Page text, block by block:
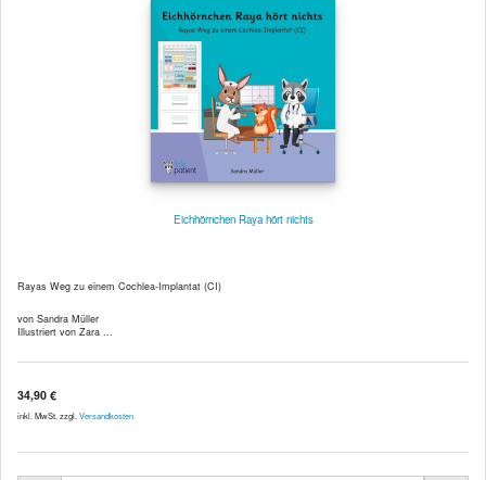
Eichhörnchen Raya hört nichts
Rayas Weg zu einem Cochlea-Implantat (CI)
von Sandra Müller
Illustriert von Zara ...
34,90 €
inkl. MwSt. zzgl. Versandkosten